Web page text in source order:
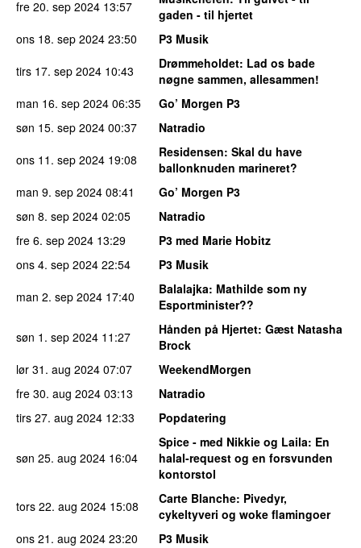
fre 20. sep 2024 13:57
gaden - til hjertet
ons 18. sep 2024 23:50
P3 Musik
tirs 17. sep 2024 10:43 Drømmeholdet: Lad os bade
nøgne sammen, allesammen!
man 16. sep 2024 06:35
Go’ Morgen P3
søn 15. sep 2024 00:37
Natradio
ons 11. sep 2024 19:08 Residensen: Skal du have
ballonknuden marineret?
man 9. sep 2024 08:41
Go’ Morgen P3
søn 8. sep 2024 02:05
Natradio
fre 6. sep 2024 13:29
P3 med Marie Hobitz
ons 4. sep 2024 22:54
P3 Musik
man 2. sep 2024 17:40 Balalajka: Mathilde som ny
Esportminister??
søn 1. sep 2024 11:27 Hånden på Hjertet: Gæst Natasha
Brock
lør 31. aug 2024 07:07
WeekendMorgen
fre 30. aug 2024 03:13
Natradio
tirs 27. aug 2024 12:33 Popdatering
søn 25. aug 2024 16:04
Spice - med Nikkie og Laila: En
halal-request og en forsvunden
kontorstol
tors 22. aug 2024 15:08 Carte Blanche: Pivedyr,
cykeltyveri og woke flamingoer
ons 21. aug 2024 23:20
P3 Musik